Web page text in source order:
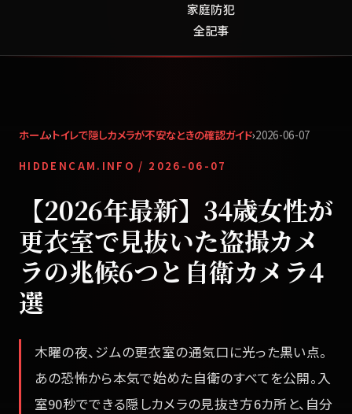
家庭防犯
全記事
ホーム›トイレで隠しカメラが不安なときの確認ガイド›2026-06-07
HIDDENCAM.INFO / 2026-06-07
【2026年最新】34歳女性が
更衣室で見抜いた盗撮カメ
ラの兆候6つと自衛カメラ4
選
木曜の夜、ジムの更衣室の通気口に光った黒い点。
あの恐怖から本気で始めた自衛のすべてを公開。入
室90秒でできる隠しカメラの見抜き方6カ所と、自分